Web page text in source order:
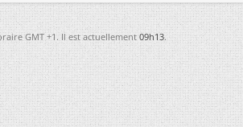
GMT +1. Il est actuellement09h13.